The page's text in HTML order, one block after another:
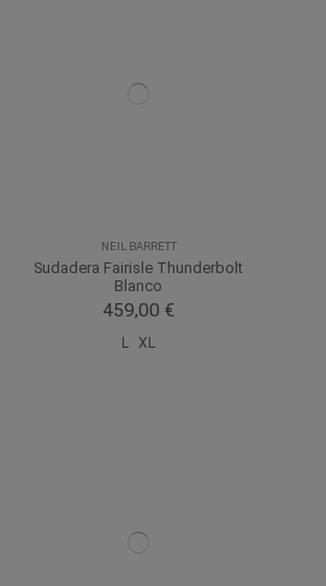
NEIL BARRETT
Sudadera Fairisle Thunderbolt
Blanco
459,00 €
L XL